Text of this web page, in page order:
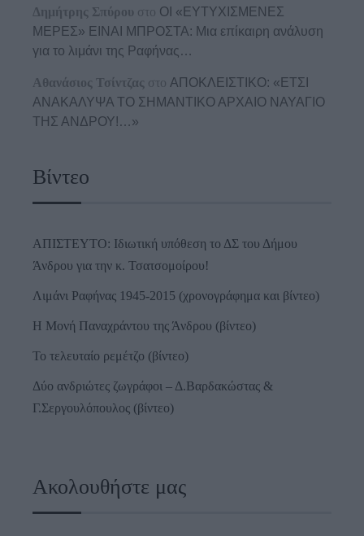
Δημήτρης Σπύρου στο ΟΙ «ΕΥΤΥΧΙΣΜΕΝΕΣ
ΜΕΡΕΣ» ΕΙΝΑΙ ΜΠΡΟΣΤΑ: Μια επίκαιρη ανάλυση
για το λιμάνι της Ραφήνας…
Αθανάσιος Τσίντζας στο ΑΠΟΚΛΕΙΣΤΙΚΟ: «ΕΤΣΙ
ΑΝΑΚΑΛΥΨΑ ΤΟ ΣΗΜΑΝΤΙΚΟ ΑΡΧΑΙΟ ΝΑΥΑΓΙΟ
ΤΗΣ ΑΝΔΡΟΥ!…»
Βίντεο
ΑΠΙΣΤΕΥΤΟ: Ιδιωτική υπόθεση το ΔΣ του Δήμου
Άνδρου για την κ. Τσατσομοίρου!
Λιμάνι Ραφήνας 1945-2015 (χρονογράφημα και βίντεο)
Η Μονή Παναχράντου της Άνδρου (βίντεο)
Το τελευταίο ρεμέτζο (βίντεο)
Δύο ανδριώτες ζωγράφοι – Δ.Βαρδακώστας &
Γ.Σεργουλόπουλος (βίντεο)
Ακολουθήστε μας